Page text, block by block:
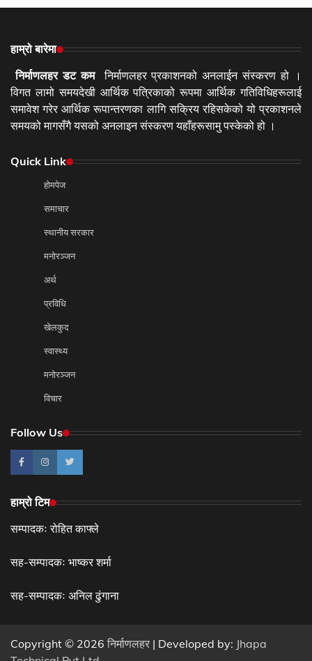
हाम्रो बारेमा
निर्माणलहर डट कमनिर्माणलहर प्रकाशनको अनलाईन संस्करण हो ।
विगत लामो समयदेखी आर्थिक पत्रिकाको रूपमा आर्थिक गतिविधिहरूलाई
समावेश गरेर आर्थिक रूपान्तरणका लागि सक्रिय रहिसकेको यो प्रकाशनले
समयको मागसँगै यसको अनलाइन संस्करण यहाँहरूसामु पस्केको हो ।
Quick Link
होमपेज
समाचार
स्थानीय सरकार
मनोरञ्जन
अर्थ
प्रविधि
खेलकुद
स्वास्थ्य
मनोरञ्जन
विचार
Follow Us
हाम्रो टिम
सम्पादकः रोहित काफ्ले
सह-सम्पादकः भाष्कर शर्मा
सह-सम्पादकः अनिल ढुंगाना
Copyright © 2026 निर्माणलहर | Developed by: Jhapa